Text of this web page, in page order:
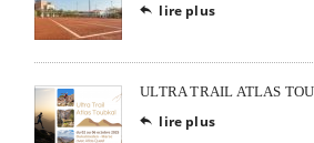
 lire plus
ULTRA TRAIL ATLAS
 lire plus